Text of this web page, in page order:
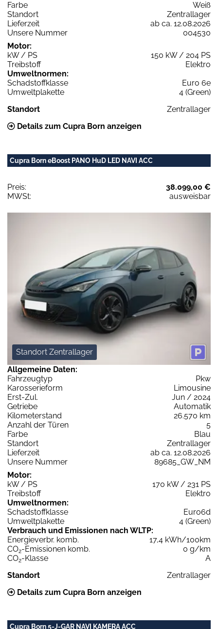
Farbe
Weiß
Standort
Zentrallager
Lieferzeit
ab ca. 12.08.2026
Unsere Nummer
004530
Motor:
kW / PS
150 kW / 204 PS
Treibstoff
Elektro
Umweltnormen:
Schadstoffklasse
Euro 6e
Umweltplakette
4 (Green)
Standort
Zentrallager
Details zum Cupra Born anzeigen
Cupra Born eBoost PANO HuD LED NAVI ACC
Preis:
38.099,00 €
MWSt:
ausweisbar
Standort Zentrallager
Allgemeine Daten:
Fahrzeugtyp
Pkw
Karosserieform
Limousine
Erst-Zul.
Jun / 2024
Getriebe
Automatik
Kilometerstand
26.570 km
Anzahl der Türen
5
Farbe
Blau
Standort
Zentrallager
Lieferzeit
ab ca. 12.08.2026
Unsere Nummer
89685_GW_NM
Motor:
kW / PS
170 kW / 231 PS
Treibstoff
Elektro
Umweltnormen:
Schadstoffklasse
Euro6d
Umweltplakette
4 (Green)
Verbrauch und Emissionen nach WLTP:
Energieverbr. komb.
17,4 kWh/100km
CO2-Emissionen komb.
0 g/km
CO2-Klasse
A
Standort
Zentrallager
Details zum Cupra Born anzeigen
Cupra Born 5-J-GAR NAVI KAMERA ACC